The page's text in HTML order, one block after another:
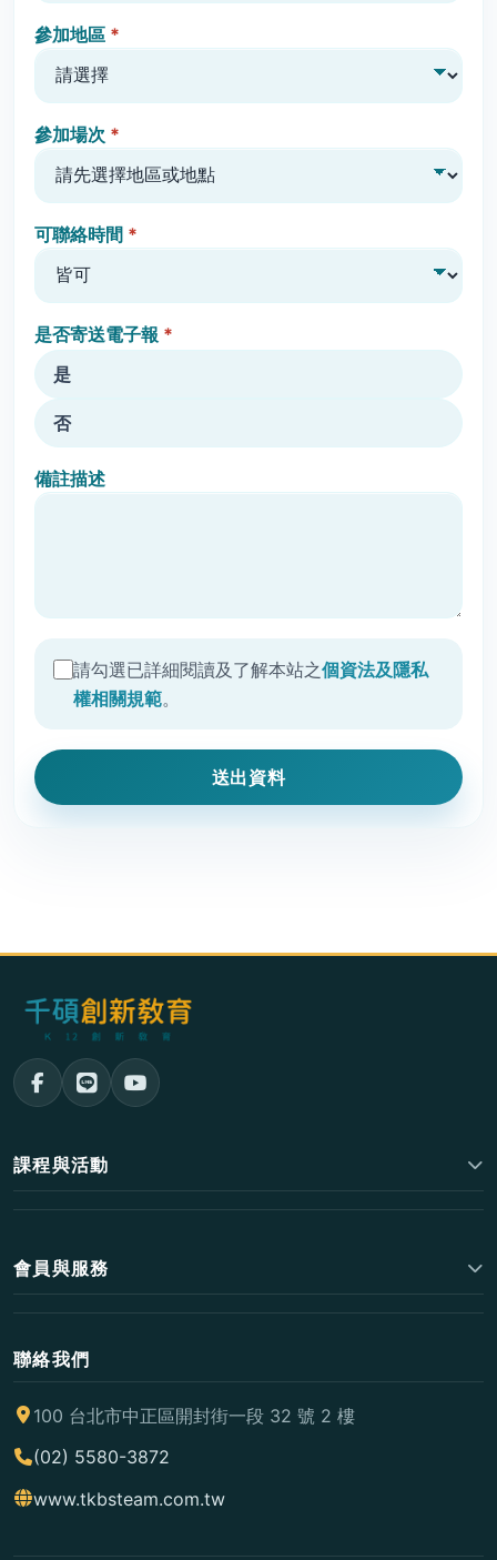
參加地區 *
參加場次 *
可聯絡時間 *
是否寄送電子報 *
是
否
備註描述
請勾選已詳細閱讀及了解本站之個資法及隱私
權相關規範。
送出資料
課程與活動
會員與服務
聯絡我們
100 台北市中正區開封街一段 32 號 2 樓
(02) 5580-3872
www.tkbsteam.com.tw